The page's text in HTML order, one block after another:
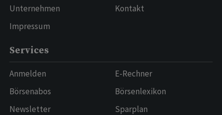
Unternehmen
Impressum
Kontakt
Services
Anmelden
Börsenabos
Newsletter
E-Rechner
Börsenlexikon
Sparplan